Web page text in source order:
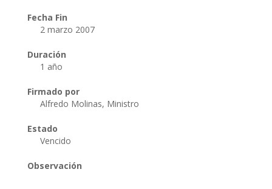
Fecha Fin
2 marzo 2007
Duración
1 año
Firmado por
Alfredo Molinas, Ministro
Estado
Vencido
Observación